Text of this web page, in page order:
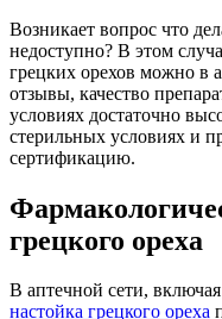
Возникает вопрос что
недоступно? В этом
грецких орехов можно в
отзывы, качество
условиях достаточно
стерильных условиях и
сертификацию.
грецкого ореха
В аптечной сети,
настойка грецкого ореха